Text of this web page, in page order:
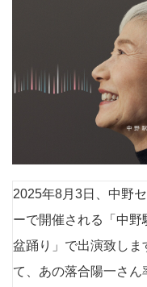
2025年8月3日、中野
ーで開催される「中
盆踊り」で出演致しま
て、あの落合陽一さ